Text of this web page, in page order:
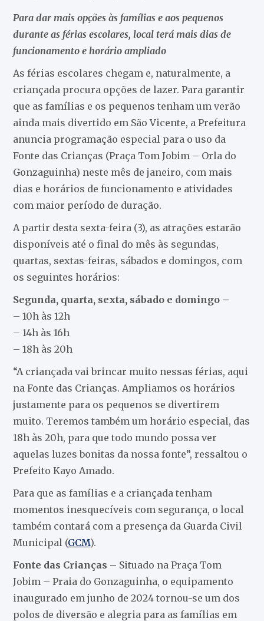
Para dar mais opções às famílias e aos pequenos
durante as férias escolares, local terá mais dias de
funcionamento e horário ampliado
As férias escolares chegam e, naturalmente, a
criançada procura opções de lazer. Para garantir
que as famílias e os pequenos tenham um verão
ainda mais divertido em São Vicente, a Prefeitura
anuncia programação especial para o uso da
Fonte das Crianças (Praça Tom Jobim – Orla do
Gonzaguinha) neste mês de janeiro, com mais
dias e horários de funcionamento e atividades
com maior período de duração.
A partir desta sexta-feira (3), as atrações estarão
disponíveis até o final do mês às segundas,
quartas, sextas-feiras, sábados e domingos, com
os seguintes horários:
Segunda, quarta, sexta, sábado e domingo –
– 10h às 12h
– ⁠14h às 16h
– ⁠18h às 20h
“A criançada vai brincar muito nessas férias, aqui
na Fonte das Crianças. Ampliamos os horários
justamente para os pequenos se divertirem
muito. Teremos também um horário especial, das
18h às 20h, para que todo mundo possa ver
aquelas luzes bonitas da nossa fonte”, ressaltou o
Prefeito Kayo Amado.
Para que as famílias e a criançada tenham
momentos inesquecíveis com segurança, o local
também contará com a presença da Guarda Civil
Municipal (GCM).
Fonte das Crianças – Situado na Praça Tom
Jobim – Praia do Gonzaguinha, o equipamento
inaugurado em junho de 2024 tornou-se um dos
polos de diversão e alegria para as famílias em